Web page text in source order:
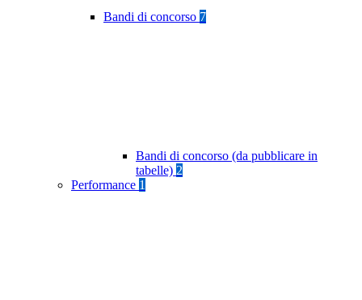
Bandi di concorso 7
Bandi di concorso (da pubblicare in
tabelle) 2
Performance 1